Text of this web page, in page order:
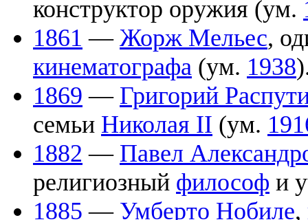
конструктор оружия (ум.
1861 — Жорж Мельес,
кинематографа (ум. 1938
1869 — Григорий
семьи Николая II (ум.
1882 — Павел
религиозный философ и
1885 — Умберто Нобиле,